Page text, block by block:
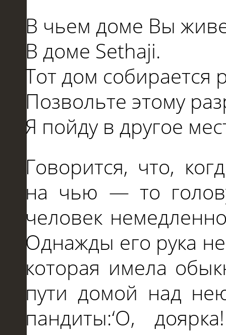
В чьем доме Вы
В доме Sethaji.
Тот дом собирается
Позвольте этому
Я пойду в другое
Говорится, что,
на чью — то
человек
Однажды его рука
которая имела
пути домой над
пандиты:‘O,